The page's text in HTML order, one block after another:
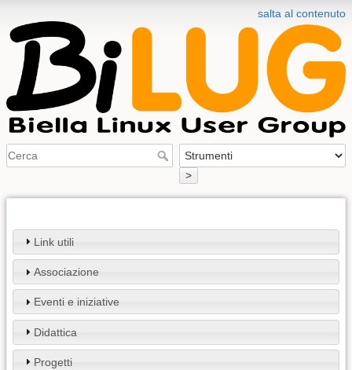
salta al contenuto
>
Link utili
Associazione
Eventi e iniziative
Didattica
Progetti